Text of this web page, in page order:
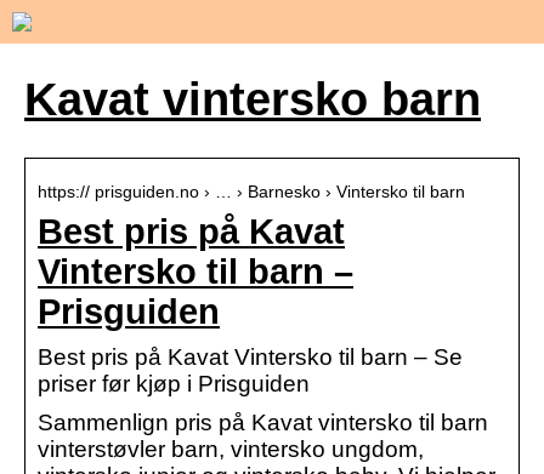
Kavat vintersko barn
https:// prisguiden.no › … › Barnesko › Vintersko til barn
Best pris på Kavat
Vintersko til barn –
Prisguiden
Best pris på Kavat Vintersko til barn – Se
priser før kjøp i Prisguiden
Sammenlign pris på Kavat vintersko til barn
vinterstøvler barn, vintersko ungdom,